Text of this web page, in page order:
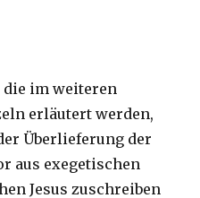
die im weiteren
erläutert werden,
Überlieferung der
aus exegetischen
Jesus zuschreiben